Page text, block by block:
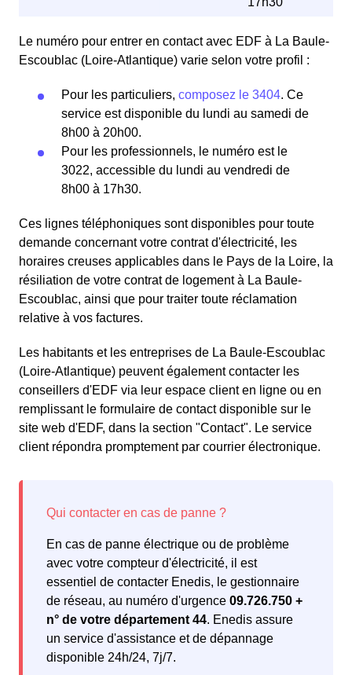
Le numéro pour entrer en contact avec EDF à La Baule-
Escoublac (Loire-Atlantique) varie selon votre profil :
Pour les particuliers, composez le 3404. Ce
service est disponible du lundi au samedi de
8h00 à 20h00.
Pour les professionnels, le numéro est le
3022, accessible du lundi au vendredi de
8h00 à 17h30.
Ces lignes téléphoniques sont disponibles pour toute
demande concernant votre contrat d'électricité, les
horaires creuses applicables dans le Pays de la Loire, la
résiliation de votre contrat de logement à La Baule-
Escoublac, ainsi que pour traiter toute réclamation
relative à vos factures.
Les habitants et les entreprises de La Baule-Escoublac
(Loire-Atlantique) peuvent également contacter les
conseillers d'EDF via leur espace client en ligne ou en
remplissant le formulaire de contact disponible sur le
site web d'EDF, dans la section "Contact". Le service
client répondra promptement par courrier électronique.
En cas de panne électrique ou de problème
avec votre compteur d'électricité, il est
essentiel de contacter Enedis, le gestionnaire
de réseau, au numéro d'urgence 09.726.750 +
n° de votre département 44. Enedis assure
un service d'assistance et de dépannage
disponible 24h/24, 7j/7.